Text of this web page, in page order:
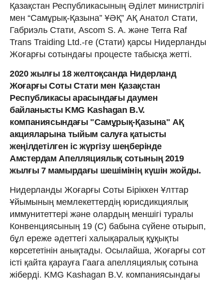
Қазақстан Республикасының Әділет министрлігі
мен “Самұрық-Қазына” ҰӘҚ” АҚ Анатол Стати,
Габриэль Стати, Ascom S. A. және Terra Raf
Trans Traiding Ltd.-ге (Стати) қарсы Нидерланды
Жоғарғы сотындағы процесте табысқа жетті.
2020 жылғы 18 желтоқсанда Нидерланд
Жоғарғы Соты Стати мен Қазақстан
Республикасы арасындағы даумен
байланысты KMG Kashagan B.V.
компаниясындағы "Самұрық-Қазына" АҚ
акцияларына тыйым салуға қатысты
жеңілдетілген іс жүргізу шеңберінде
Амстердам Апелляциялық сотының 2019
жылғы 7 мамырдағы шешімінің күшін жойды.
Нидерланды Жоғарғы Соты Біріккен Ұлттар
Ұйымының мемлекеттердің юрисдикциялық
иммунитеттері және олардың меншігі туралы
Конвенциясының 19 (С) бабына сүйене отырып,
бұл ереже әдеттегі халықаралық құқықты
көрсететінін анықтады. Осылайша, Жоғарғы сот
істі қайта қарауға Гаага апелляциялық сотына
жіберді. KMG Kashagan B.V. компаниясындағы